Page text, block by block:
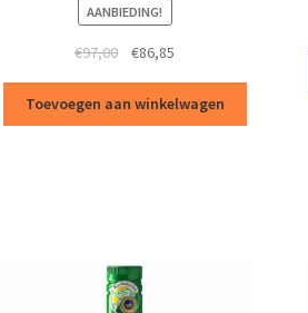
AANBIEDING!
€97,00
Oorspronkelijke
was:
€97,00.
€86,85
is:
€86,85.
Toevoegen aan winkelwagen